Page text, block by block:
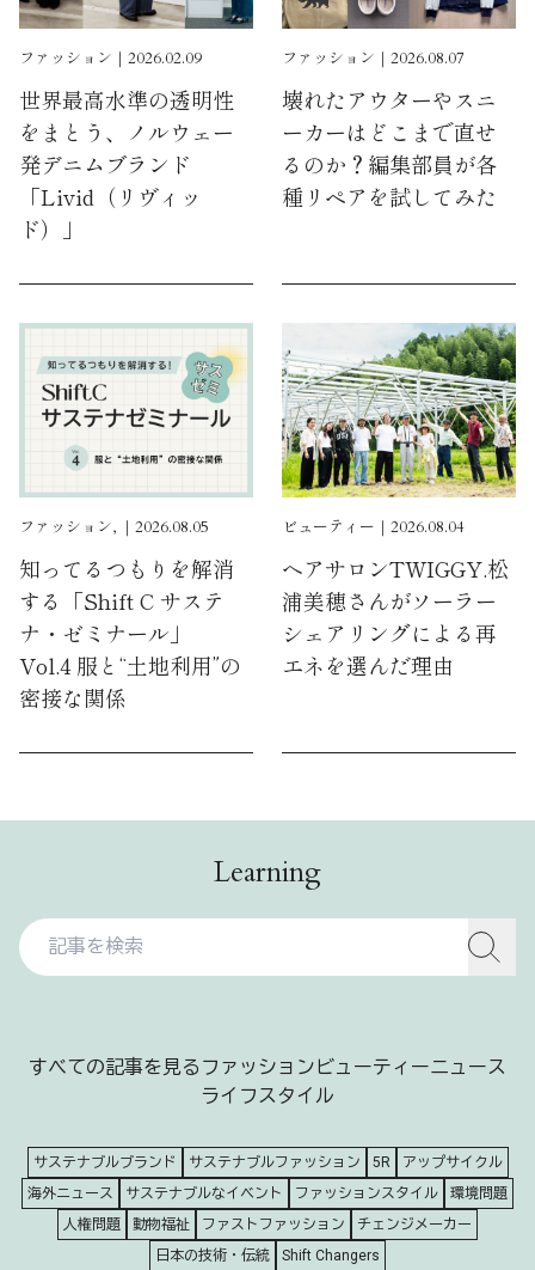
ファッション｜2026.02.09
世界最高水準の透明性
をまとう、ノルウェー
発デニムブランド
「Livid（リヴィッ
ド）」
ファッション｜2026.08.07
壊れたアウターやスニ
ーカーはどこまで直せ
るのか？編集部員が各
種リペアを試してみた
ファッション, ｜2026.08.05
知ってるつもりを解消
する「Shift C サステ
ナ・ゼミナール」
Vol.4 服と“土地利用”の
密接な関係
ビューティー｜2026.08.04
ヘアサロンTWIGGY.松
浦美穂さんがソーラー
シェアリングによる再
エネを選んだ理由
Learning
すべての記事を見る ファッションビューティーニュース
ライフスタイル
サステナブルブランド サステナブルファッション 5R
アップサイクル
海外ニュース
サステナブルなイベント ファッションスタイル
環境問題
人権問題
動物福祉 ファストファッション
チェンジメーカー
日本の技術・伝統
Shift Changers